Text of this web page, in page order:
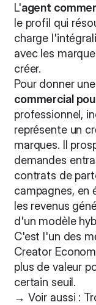
L'agent
le profil qui
charge
avec les
créer.
Pour donner
commercial
professionnel,
représente un
marques. Il
demandes
contrats de
campagnes, en
les revenus
d'un modèle
C'est l'un des
Creator
plus de valeur
certain seuil.
→ Voir aussi :